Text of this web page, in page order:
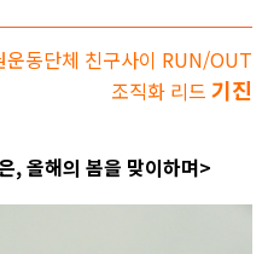
운동단체 친구사이 RUN/OUT
조직화 리드 기진
, 올해의 봄을 맞이하며>